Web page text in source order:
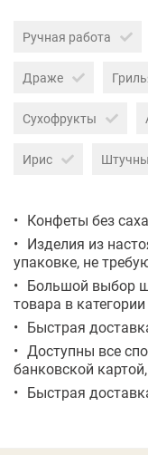
Ручная работа
Драже
Сухофрукты
Ирис
Конфеты без
Изделия из
упаковке, не
Большой выбор
товара в
Быстрая
Доступны все
банковской
Быстрая